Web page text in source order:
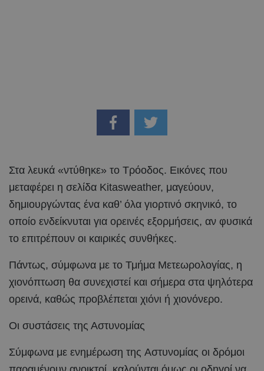
Στα λευκά «ντύθηκε» το Τρόοδος. Εικόνες που
μεταφέρει η σελίδα Kitasweather, μαγεύουν,
δημιουργώντας ένα καθ’ όλα γιορτινό σκηνικό, το
οποίο ενδείκνυται για ορεινές εξορμήσεις, αν φυσικά
το επιτρέπουν οι καιρικές συνθήκες.
Πάντως, σύμφωνα με το Τμήμα Μετεωρολογίας, η
χιονόπτωση θα συνεχιστεί και σήμερα στα ψηλότερα
ορεινά, καθώς προβλέπεται χιόνι ή χιονόνερο.
Οι συστάσεις της Αστυνομίας
Σύμφωνα με ενημέρωση της Αστυνομίας οι δρόμοι